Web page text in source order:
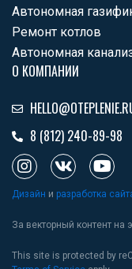
Автономная
Ремонт котлов
Автономная
О КОМПАНИИ
8 (812) 240-89-98
I
n
s
a
r
V
k
Y
o
u
u
e
Дизайн и разработка
За векторный контент на
This site is protected by